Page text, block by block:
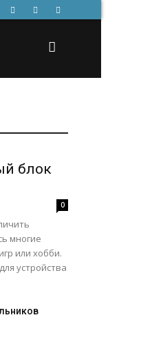
блок
0
многие
или хобби.
устройства